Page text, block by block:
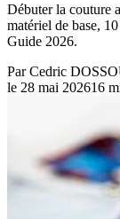
Débuter la couture
matériel de base,
Guide 2026.
ParCedric
le 28 mai 202616